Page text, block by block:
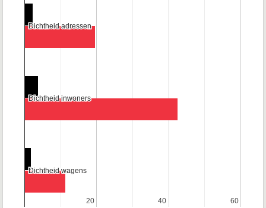
20
20 40
40 60
60
Dichtheid adressen
Dichtheid adressen
Dichtheid inwoners
Dichtheid inwoners
Dichtheid wagens
Dichtheid wagens